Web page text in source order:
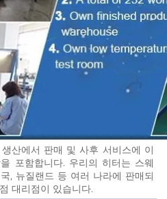
산에서 판매 및 사후 서비스에 이
포함합니다. 우리의 히터는 스웨
, 뉴질랜드 등 여러 나라에 판매되
대리점이 있습니다.